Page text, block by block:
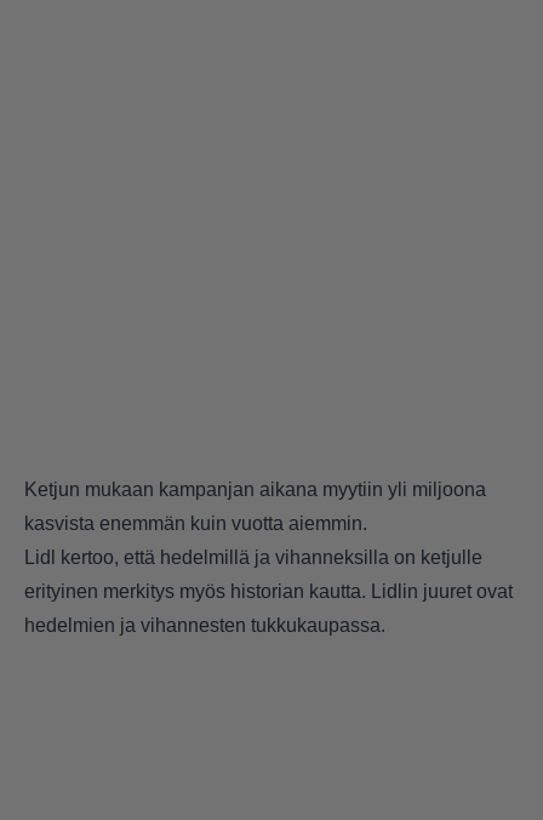
Ketjun mukaan kampanjan aikana myytiin yli miljoona
kasvista enemmän kuin vuotta aiemmin.
Lidl kertoo, että hedelmillä ja vihanneksilla on ketjulle
erityinen merkitys myös historian kautta. Lidlin juuret ovat
hedelmien ja vihannesten tukkukaupassa.